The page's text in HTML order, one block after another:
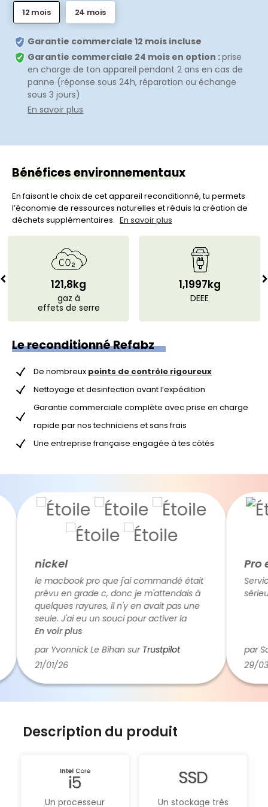
12 mois 24 mois
Garantie commerciale 12 mois incluse
Garantie commerciale 24 mois en option :prise
en charge de ton appareil pendant 2 ans en cas de
panne (réponse sous 24h, réparation ou échange
sous 3 jours)
En savoir plus
Bénéfices environnementaux
En faisant le choix de cet appareil reconditionné, tu permets
l’économie de ressources naturelles et réduis la création de
déchets supplémentaires. En savoir plus
121,8kg
gaz à
effets de serre
1,1997kg
DEEE
Le reconditionné Refabz
De nombreux points de contrôle rigoureux
Nettoyage et desinfection avant l’expédition
Garantie commerciale complète avec prise en charge
rapide par nos techniciens et sans frais
Une entreprise française engagée à tes côtés
nickel
le macbook pro que j'ai commandé était
prévu en grade c, donc je m'attendais à
quelques rayures, il n'y en avait pas une
seule. J'ai eu un souci pour activer la
langue du clavier, du coup je les ai
appelé et ils ont résolu le problème dans
la foulée. Le calage dans la boite de
transport était parfait. Franchement je
recommande et il n'est pas exclu que je
En voir plus
21/01/26
par Yvonnick Le Bihan surTrustpilot
Pro
29/03/
par
Description du produit
Un processeur Un stockage très